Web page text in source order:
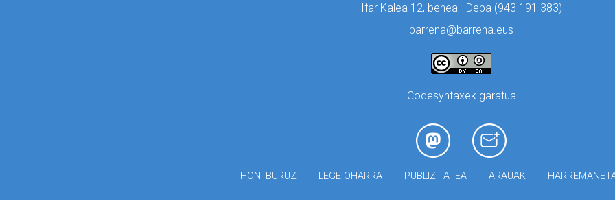
Ifar Kalea 12, behea · Deba (943 191 383)
barrena@barrena.eus
Codesyntaxek garatua
HONI BURUZ LEGE OHARRA PUBLIZITATEA ARAUAK